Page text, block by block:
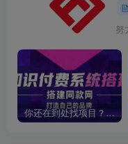
不要
你还在到处找项目？还在当韭菜？我靠卖项目一个月收入5万+，曾经我也是个失败者。